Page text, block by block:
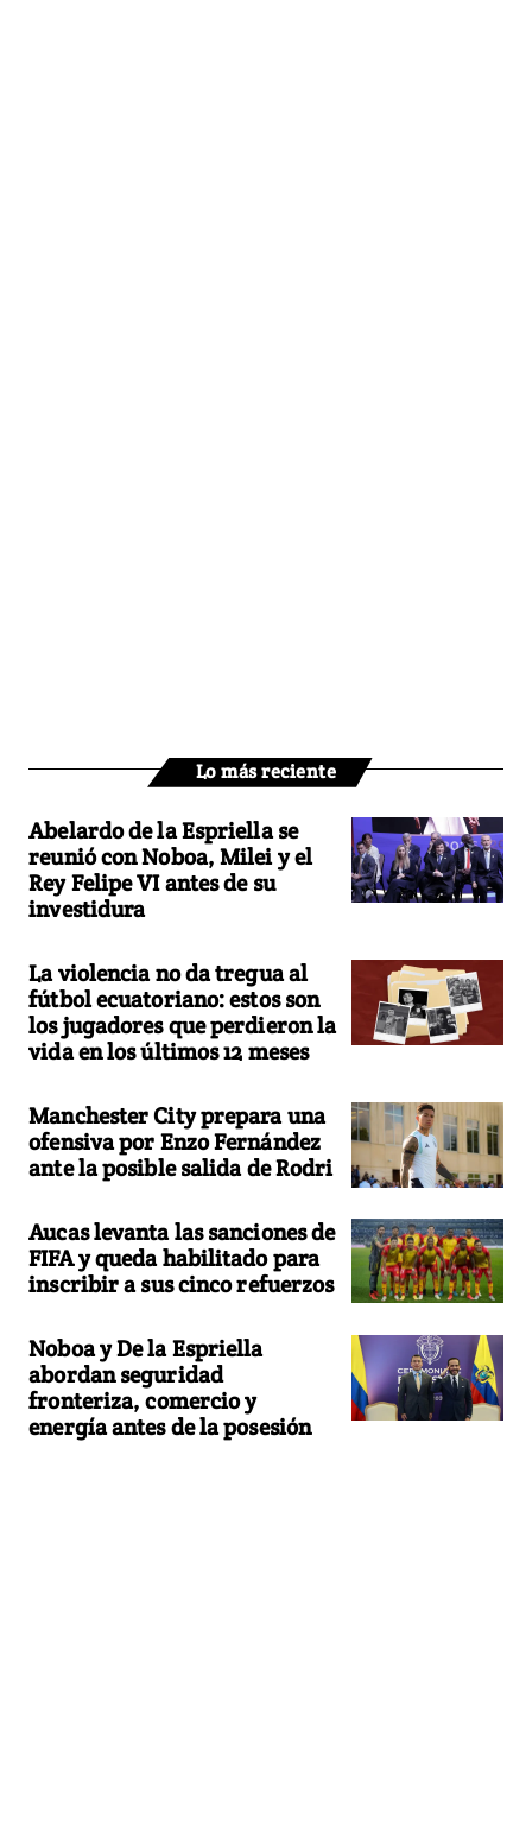
Lo más reciente
Abelardo de la Espriella se
reunió con Noboa, Milei y el
Rey Felipe VI antes de su
investidura
La violencia no da tregua al
fútbol ecuatoriano: estos son
los jugadores que perdieron la
vida en los últimos 12 meses
Manchester City prepara una
ofensiva por Enzo Fernández
ante la posible salida de Rodri
Aucas levanta las sanciones de
FIFA y queda habilitado para
inscribir a sus cinco refuerzos
Noboa y De la Espriella
abordan seguridad
fronteriza, comercio y
energía antes de la posesión